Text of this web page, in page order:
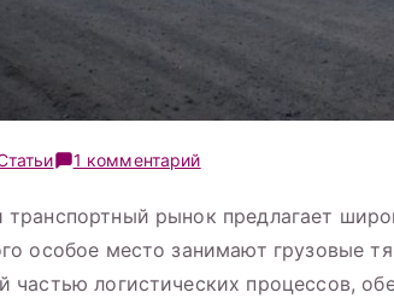
1 комментарийк
Грузовой
тягач:
особенности
рынок предлагает
особое место занимают грузовые
частью логистических процессов,